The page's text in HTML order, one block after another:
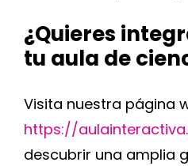
¿Quieres
tu aula de
Visita nuestra página
https://
descubrir una amplia